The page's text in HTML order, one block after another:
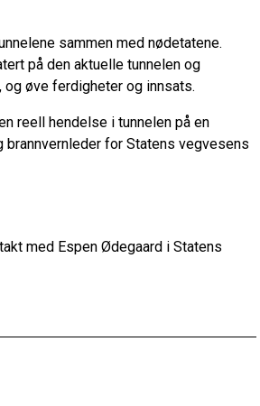
sammen med nødetatene.
på den aktuelle tunnelen og
øve ferdigheter og innsats.
reell hendelse i tunnelen på en
for Statens vegvesens
med Espen Ødegaard i Statens